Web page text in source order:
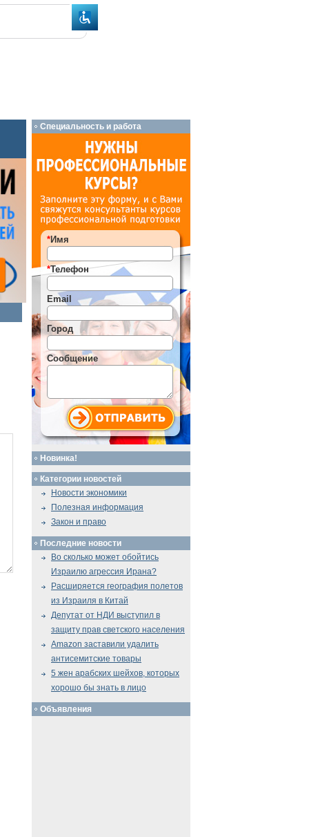
Специальность и работа
*Имя
*Телефон
Email
Город
Сообщение
Новинка!
Категории новостей
Новости экономики
Полезная информация
Закон и право
Последние новости
Во сколько может обойтись
Израилю агрессия Ирана?
Расширяется география полетов
из Израиля в Китай
Депутат от НДИ выступил в
защиту прав светского населения
Amazon заставили удалить
антисемитские товары
5 жен арабских шейхов, которых
хорошо бы знать в лицо
Объявления